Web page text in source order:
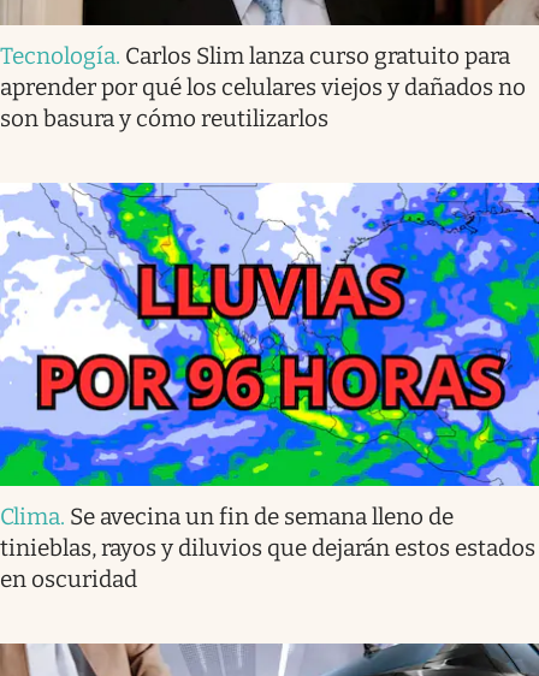
Tecnología. Carlos Slim lanza curso gratuito para
aprender por qué los celulares viejos y dañados no
son basura y cómo reutilizarlos
Clima. Se avecina un fin de semana lleno de
tinieblas, rayos y diluvios que dejarán estos estados
en oscuridad